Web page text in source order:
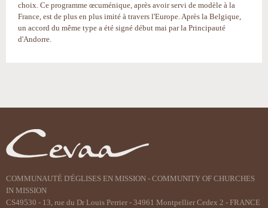
choix. Ce programme œcuménique, après avoir servi de modèle à la
France, est de plus en plus imité à travers l'Europe. Après la Belgique,
un accord du même type a été signé début mai par la Principauté
d'Andorre.
document
COMMUNAUTÉ D'ÉGLISES EN MISSION - COMMUNITY OF CHURCHES
IN MISSION
CS49530 - 13, rue du Dr Louis Perrier - 34961 Montpellier Cedex 2 - FRANCE